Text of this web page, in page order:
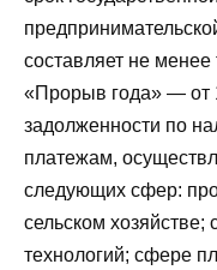
составляет не
«Прорыв года» — от
задолженности по
платежам,
следующих сфер:
сельском
технологий; сфере